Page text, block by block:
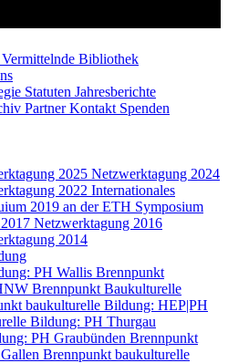
Vermittelnde Bibliothek
Statuten Jahresberichte
PartnerKontakt Spenden
2025 Netzwerktagung 2024
2022 Internationales
2019 an der ETH Symposium
Netzwerktagung 2016
2014
PH Wallis Brennpunkt
Brennpunkt Baukulturelle
baukulturelle Bildung: HEP|PH
Bildung: PH Thurgau
PH Graubünden Brennpunkt
Brennpunkt baukulturelle